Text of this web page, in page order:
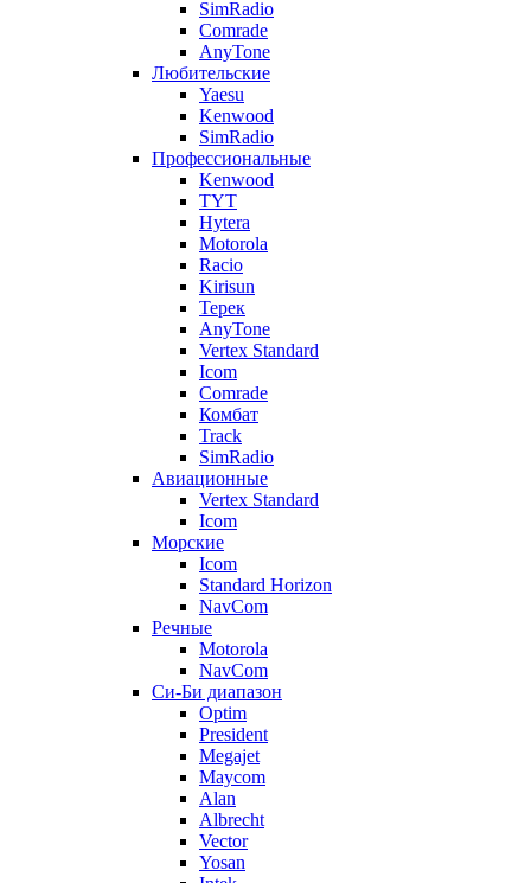
SimRadio
Comrade
AnyTone
Любительские
Yaesu
Kenwood
SimRadio
Профессиональные
Kenwood
TYT
Hytera
Motorola
Racio
Kirisun
Терек
AnyTone
Vertex Standard
Icom
Comrade
Комбат
Track
SimRadio
Авиационные
Vertex Standard
Icom
Морские
Icom
Standard Horizon
NavCom
Речные
Motorola
NavCom
Си-Би диапазон
Optim
President
Megajet
Maycom
Alan
Albrecht
Vector
Yosan